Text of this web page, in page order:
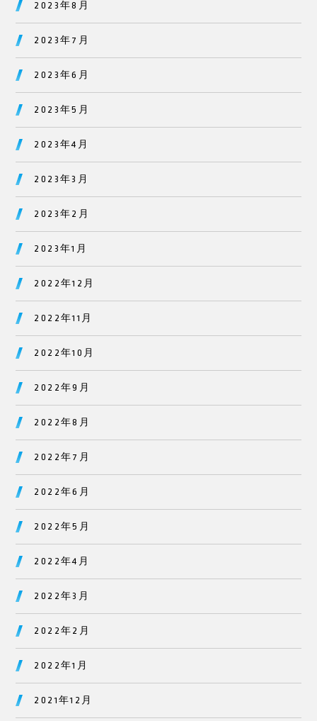
2023年8月
2023年7月
2023年6月
2023年5月
2023年4月
2023年3月
2023年2月
2023年1月
2022年12月
2022年11月
2022年10月
2022年9月
2022年8月
2022年7月
2022年6月
2022年5月
2022年4月
2022年3月
2022年2月
2022年1月
2021年12月